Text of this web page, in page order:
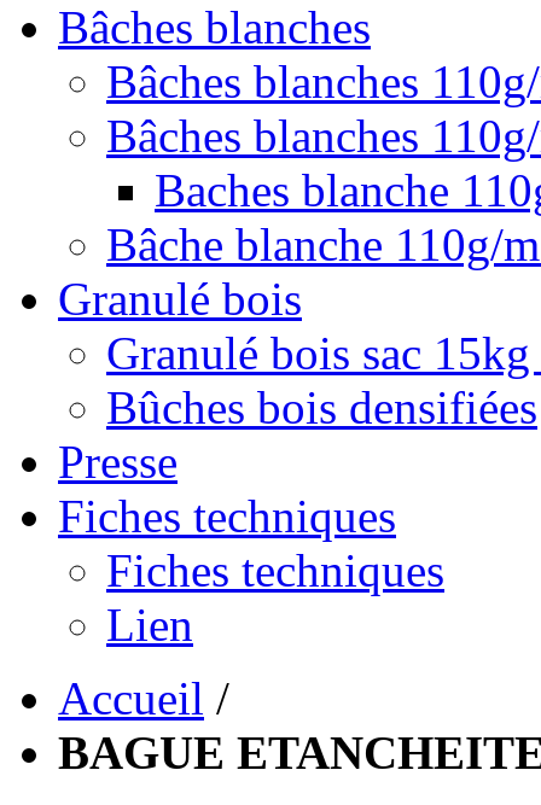
Bâches blanches
Bâches blanches
Bâches blanches
Baches blanche
Bâche blanche 110g/
Granulé bois
Granulé bois sac
Bûches bois densifiées
Presse
Fiches techniques
Fiches techniques
Lien
Accueil /
BAGUE